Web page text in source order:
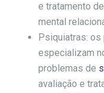
e tratamento
mental
Psiquiatras:
especializam
problemas de
avaliação e